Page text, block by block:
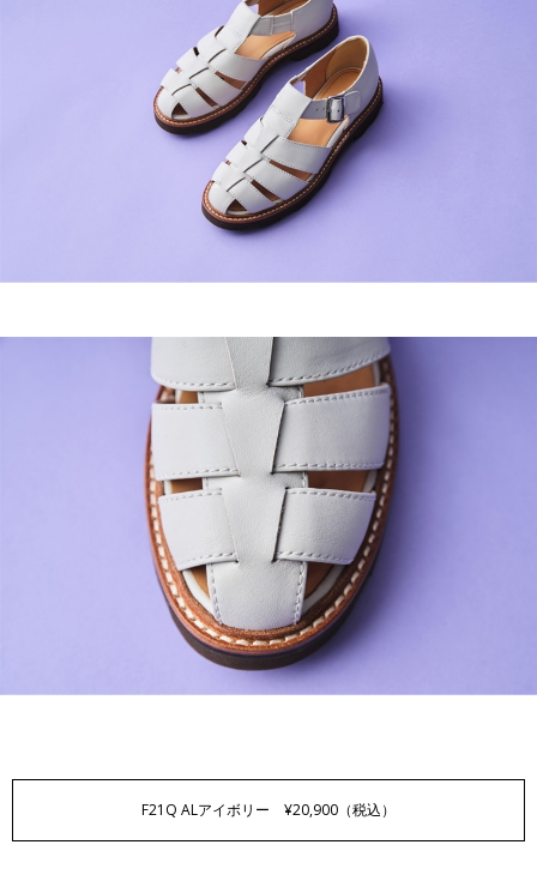
F21Q ALアイボリー ¥20,900（税込）